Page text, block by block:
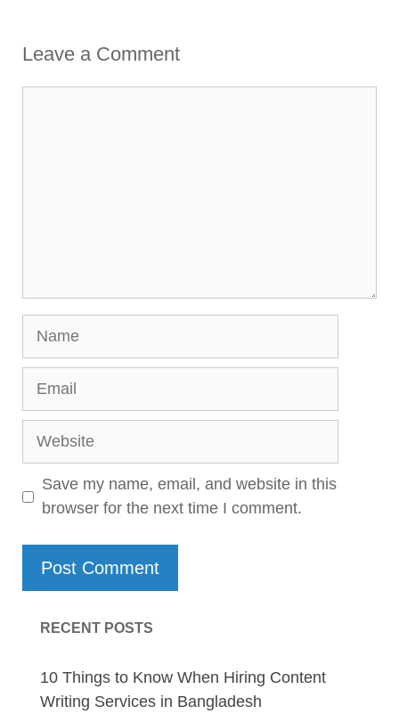
Leave a Comment
Website
Save my name, email, and website in this
browser for the next time I comment.
RECENT POSTS
10 Things to Know When Hiring Content
Writing Services in Bangladesh